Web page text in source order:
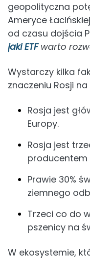
geopolityczna
Ameryce
od czasu dojścia
jaki ETFwarto
Wystarczy kilka
znaczeniu Rosji
Rosja jest
Europy.
Rosja jest
producentem
Prawie 30%
ziemnego
Trzeci co do
pszenicy na
W ekosystemie,